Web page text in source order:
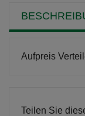
Aufpreis
Teilen Sie